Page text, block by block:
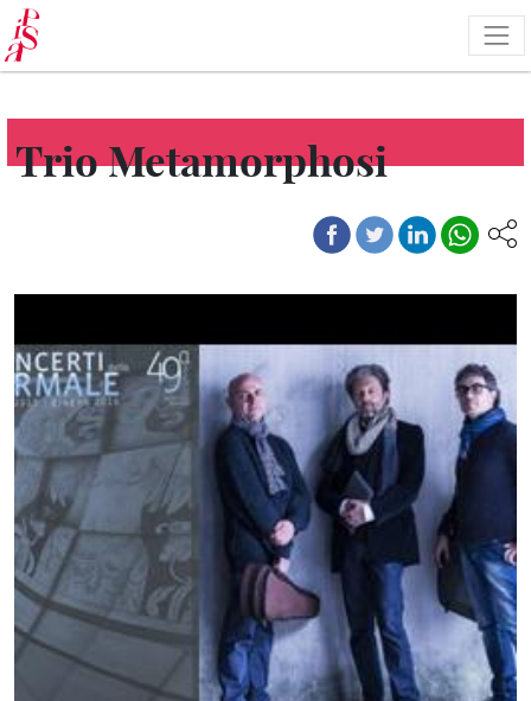
Skip
to
main
content
Trio Metamorphosi